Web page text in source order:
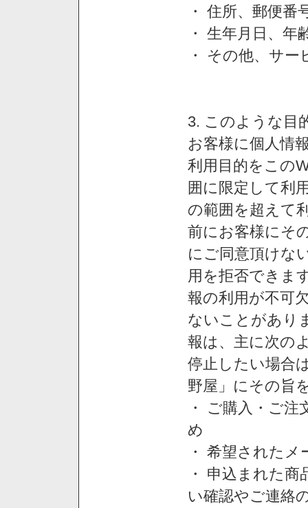
・ 住所、郵便番
・ 生年月日、年
・ その他、サ
3. このような目
お客様に個人情
利用目的をこの
囲に限定して利
の範囲を超えて
前にお客様にそ
にご同意頂けな
用を拒否できま
報の利用が不可
ないことがあり
報は、主に次の
停止したい場合
野屋」にその旨
・ ご購入・ご
め
・ 希望された
・ 申込まれた
い確認やご連絡